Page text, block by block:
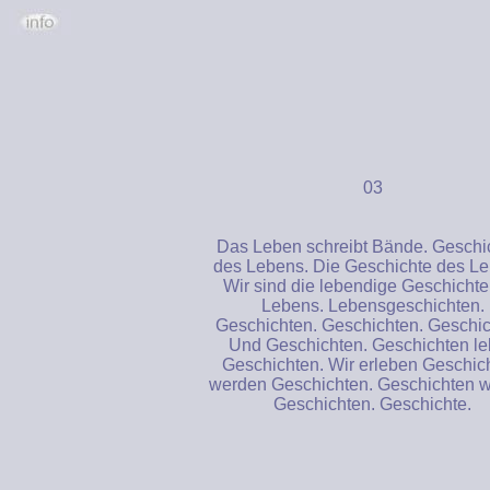
03
Das Leben schreibt Bände.
des Lebens. Die Geschichte des
Wir sind die lebendige
Lebens. Lebensgeschichten.
Geschichten. Geschichten.
Und Geschichten. Geschichten
Geschichten. Wir erleben
werden Geschichten. Geschichten
Geschichten. Geschichte.